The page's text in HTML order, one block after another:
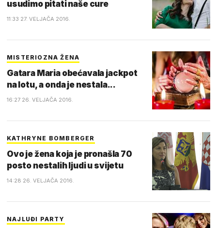
usudimo pitati naše cure
11:33 27. VELJAČA 2016.
MISTERIOZNA ŽENA
Gatara Maria obećavala jackpot
na lotu, a onda je nestala...
16:27 26. VELJAČA 2016.
KATHRYNE BOMBERGER
Ovo je žena koja je pronašla 70
posto nestalih ljudi u svijetu
14:28 26. VELJAČA 2016.
NAJLUĐI PARTY